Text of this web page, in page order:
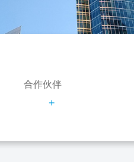
合作伙伴
+